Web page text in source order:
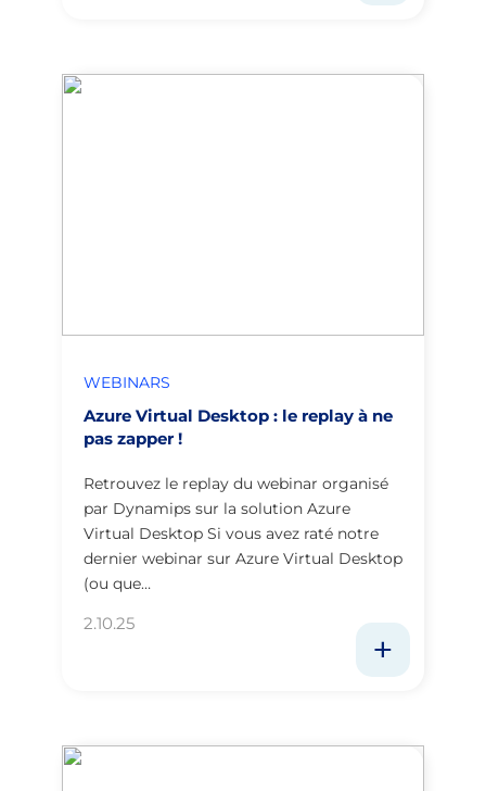
WEBINARS
Azure Virtual Desktop : le replay à ne
pas zapper !
Retrouvez le replay du webinar organisé
par Dynamips sur la solution Azure
Virtual Desktop Si vous avez raté notre
dernier webinar sur Azure Virtual Desktop
(ou que…
2.10.25